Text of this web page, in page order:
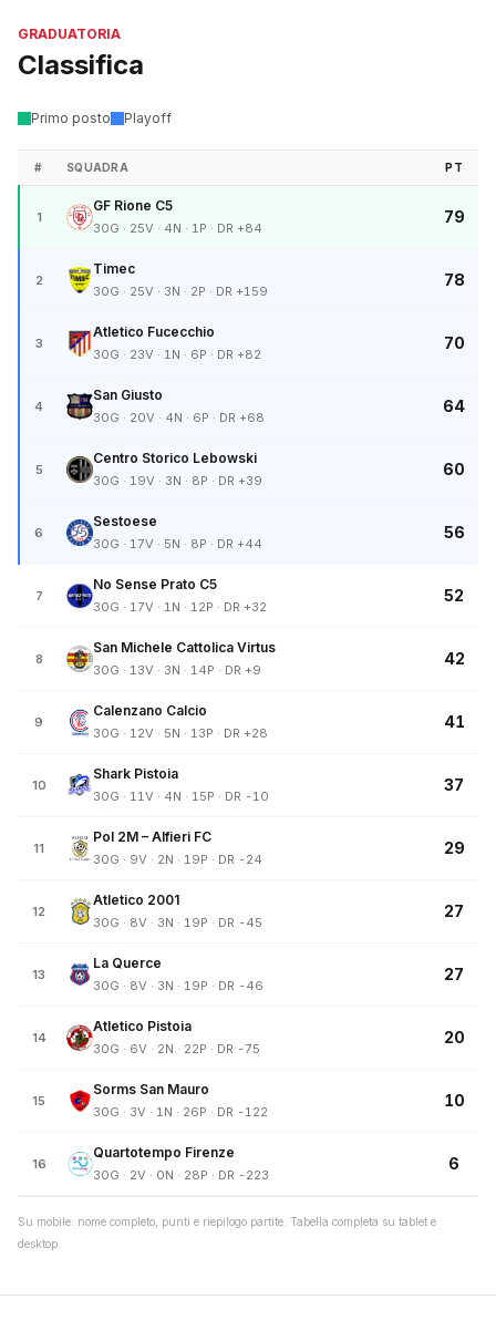
GRADUATORIA
Classifica
Primo posto Playoff
# SQUADRA PT
1
GF Rione C5
30G · 25V · 4N · 1P · DR +84
79
2
Timec
30G · 25V · 3N · 2P · DR +159
78
3
Atletico Fucecchio
30G · 23V · 1N · 6P · DR +82
70
4
San Giusto
30G · 20V · 4N · 6P · DR +68
64
5
Centro Storico Lebowski
30G · 19V · 3N · 8P · DR +39
60
6
Sestoese
30G · 17V · 5N · 8P · DR +44
56
7
No Sense Prato C5
30G · 17V · 1N · 12P · DR +32
52
8
San Michele Cattolica Virtus
30G · 13V · 3N · 14P · DR +9
42
9
Calenzano Calcio
30G · 12V · 5N · 13P · DR +28
41
10
Shark Pistoia
30G · 11V · 4N · 15P · DR -10
37
11
Pol 2M – Alfieri FC
30G · 9V · 2N · 19P · DR -24
29
12
Atletico 2001
30G · 8V · 3N · 19P · DR -45
27
13
La Querce
30G · 8V · 3N · 19P · DR -46
27
14
Atletico Pistoia
30G · 6V · 2N · 22P · DR -75
20
15
Sorms San Mauro
30G · 3V · 1N · 26P · DR -122
10
16
Quartotempo Firenze
30G · 2V · 0N · 28P · DR -223
6
Su mobile: nome completo, punti e riepilogo partite. Tabella completa su tablet e
desktop.